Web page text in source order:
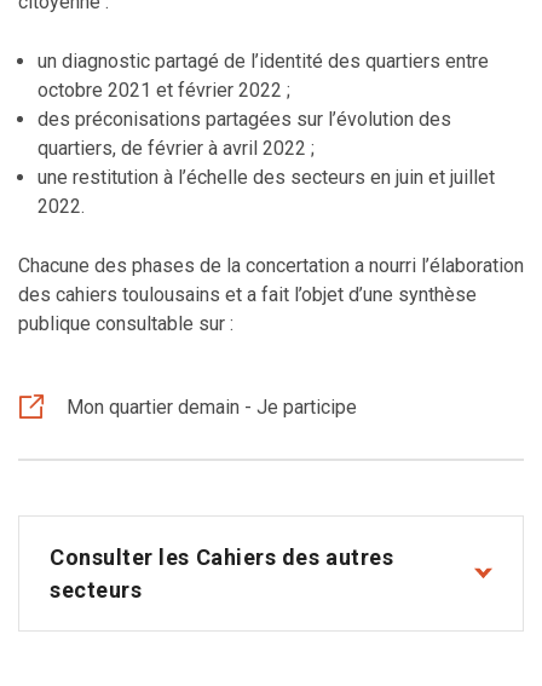
un diagnostic partagé de l’identité des quartiers entre
octobre 2021 et février 2022 ;
des préconisations partagées sur l’évolution des
quartiers, de février à avril 2022 ;
une restitution à l’échelle des secteurs en juin et juillet
2022.
Chacune des phases de la concertation a nourri l’élaboration
des cahiers toulousains et a fait l’objet d’une synthèse
publique consultable sur :
Mon quartier demain - Je participe
Consulter les Cahiers des autres
secteurs